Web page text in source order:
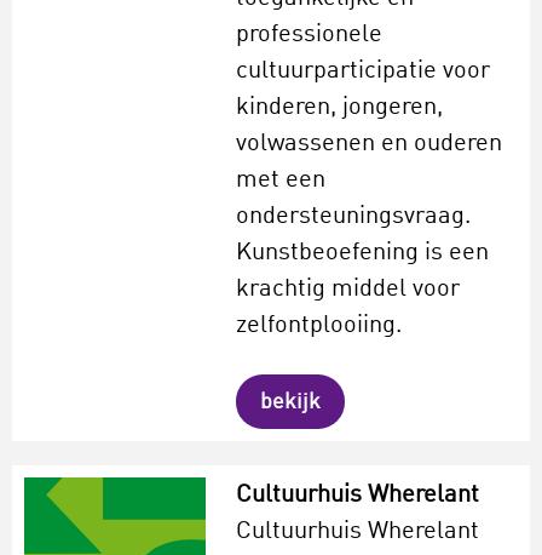
professionele
cultuurparticipatie voor
kinderen, jongeren,
volwassenen en ouderen
met een
ondersteuningsvraag.
Kunstbeoefening is een
krachtig middel voor
zelfontplooiing.
bekijk
Cultuurhuis Wherelant
Cultuurhuis Wherelant